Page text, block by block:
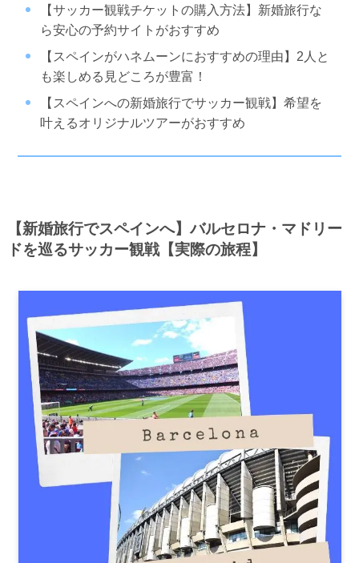
【サッカー観戦チケットの購入方法】新婚旅行な
ら安心の予約サイトがおすすめ
【スペインがハネムーンにおすすめの理由】2人と
も楽しめる見どころが豊富！
【スペインへの新婚旅行でサッカー観戦】希望を
叶えるオリジナルツアーがおすすめ
【新婚旅行でスペインへ】バルセロナ・マドリー
ドを巡るサッカー観戦【実際の旅程】